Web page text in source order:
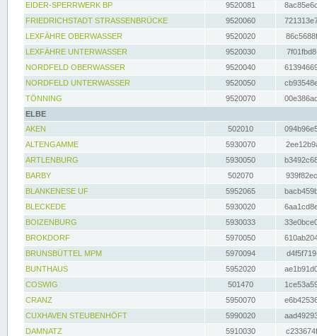
EIDER-SPERRWERK BP
9520081
FRIEDRICHSTADT STRASSENBRÜCKE
9520060
LEXFÄHRE OBERWASSER
9520020
LEXFÄHRE UNTERWASSER
9520030
NORDFELD OBERWASSER
9520040
NORDFELD UNTERWASSER
9520050
TÖNNING
9520070
ELBE
AKEN
502010
ALTENGAMME
5930070
ARTLENBURG
5930050
BARBY
502070
BLANKENESE UF
5952065
BLECKEDE
5930020
BOIZENBURG
5930033
BROKDORF
5970050
BRUNSBÜTTEL MPM
5970094
BUNTHAUS
5952020
COSWIG
501470
CRANZ
5950070
CUXHAVEN STEUBENHÖFT
5990020
DAMNATZ
5910030